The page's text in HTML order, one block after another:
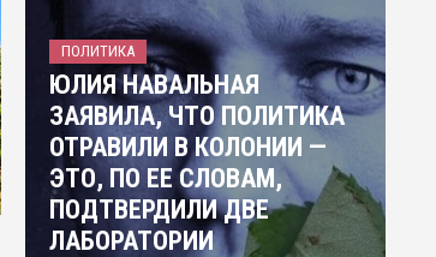
ПОЛИТИКА
ЮЛИЯ НАВАЛЬНАЯ
ЗАЯВИЛА, ЧТО ПОЛИТИКА
ОТРАВИЛИ В КОЛОНИИ —
ЭТО, ПО ЕЕ СЛОВАМ,
ПОДТВЕРДИЛИ ДВЕ
ЛАБОРАТОРИИ